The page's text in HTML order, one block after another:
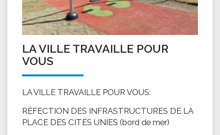
LA VILLE TRAVAILLE POUR
VOUS
LA VILLE TRAVAILLE POUR VOUS:
RÉFECTION DES INFRASTRUCTURES DE LA
PLACE DES CITÉS UNIES (bord de mer)